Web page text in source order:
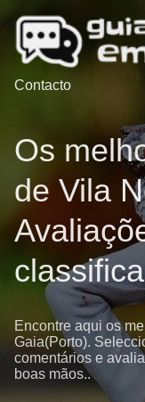
Contacto
Os
de Vila
Encontre aqui os
Gaia(Porto).
comentários e
boas mãos..